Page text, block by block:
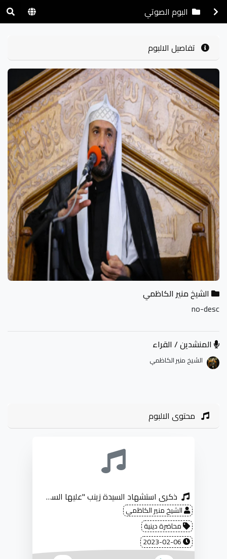
البوم الصوتي
تفاصيل الالبوم
الشيخ منير الكاظمي
no-desc
المنشدين / القراء
الشيخ منير الكاظمي
محتوى الالبوم
ذكرى استشهاد السيدة زينب "عليها السلام"
الشيخ منير الكاظمي
محاضرة دينية